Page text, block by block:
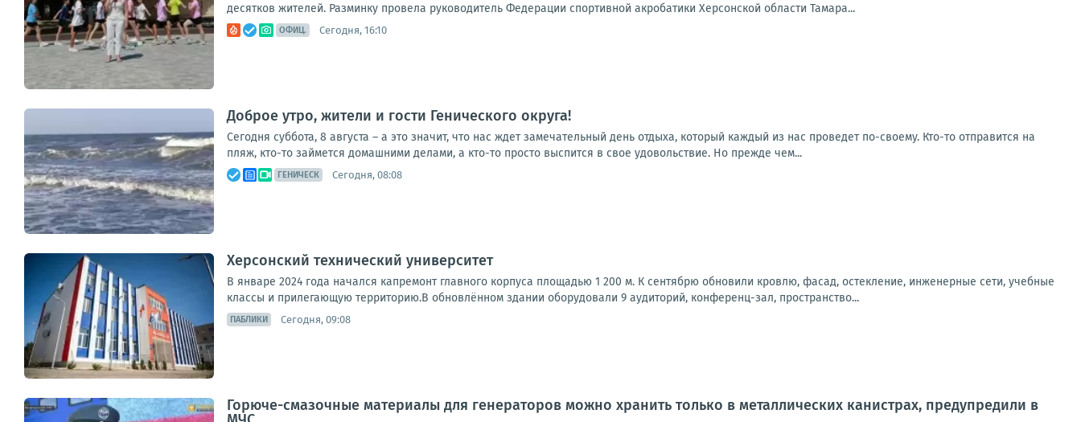
десятков жителей. Разминку провела руководитель Федерации спортивной акробатики Херсонской области Тамара...
ОФИЦ. Сегодня, 16:10
Доброе утро, жители и гости Генического округа!
Сегодня суббота, 8 августа – а это значит, что нас ждет замечательный день отдыха, который каждый из нас проведет по-своему. Кто-то отправится на
пляж, кто-то займется домашними делами, а кто-то просто выспится в свое удовольствие. Но прежде чем...
ГЕНИЧЕСК Сегодня, 08:08
Херсонский технический университет
В январе 2024 года начался капремонт главного корпуса площадью 1 200 м. К сентябрю обновили кровлю, фасад, остекление, инженерные сети, учебные
классы и прилегающую территорию.В обновлённом здании оборудовали 9 аудиторий, конференц-зал, пространство...
ПАБЛИКИ Сегодня, 09:08
Горюче-смазочные материалы для генераторов можно хранить только в металлических канистрах, предупредили в